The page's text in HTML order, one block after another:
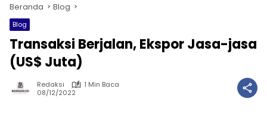
Beranda Blog
Blog
Transaksi Berjalan, Ekspor Jasa-jasa
(US$ Juta)
Redaksi
1 Min Baca
08/12/2022